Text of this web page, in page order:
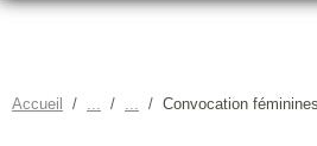
Accueil Convocation